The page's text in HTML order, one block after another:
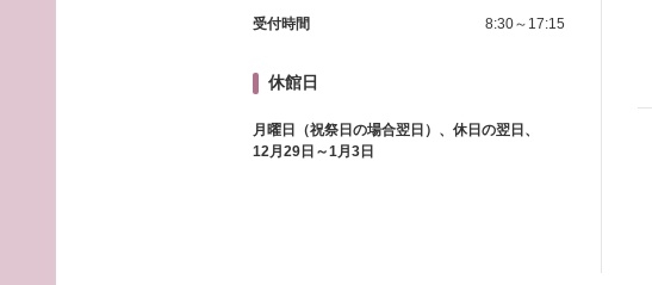
受付時間 8:30～17:15
休館日
月曜日（祝祭日の場合翌日）、休日の翌日、
12月29日～1月3日